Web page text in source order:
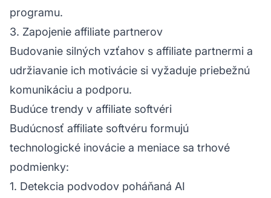
programu.
3. Zapojenie affiliate partnerov
Budovanie silných vzťahov s affiliate partnermi a
udržiavanie ich motivácie si vyžaduje priebežnú
komunikáciu a podporu.
Budúce trendy v affiliate softvéri
Budúcnosť affiliate softvéru formujú
technologické inovácie a meniace sa trhové
podmienky:
1. Detekcia podvodov poháňaná AI